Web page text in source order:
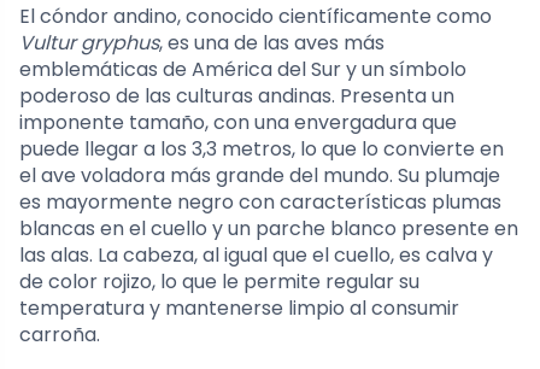
El cóndor andino, conocido científicamente como
Vultur gryphus, es una de las aves más
emblemáticas de América del Sur y un símbolo
poderoso de las culturas andinas. Presenta un
imponente tamaño, con una envergadura que
puede llegar a los 3,3 metros, lo que lo convierte en
el ave voladora más grande del mundo. Su plumaje
es mayormente negro con características plumas
blancas en el cuello y un parche blanco presente en
las alas. La cabeza, al igual que el cuello, es calva y
de color rojizo, lo que le permite regular su
temperatura y mantenerse limpio al consumir
carroña.